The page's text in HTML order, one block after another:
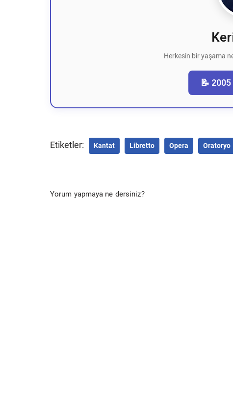
Herkesin bir yaşama
📝
Etiketler: Kantat Libretto Opera Oratoryo
Yorum yapmaya ne dersiniz?